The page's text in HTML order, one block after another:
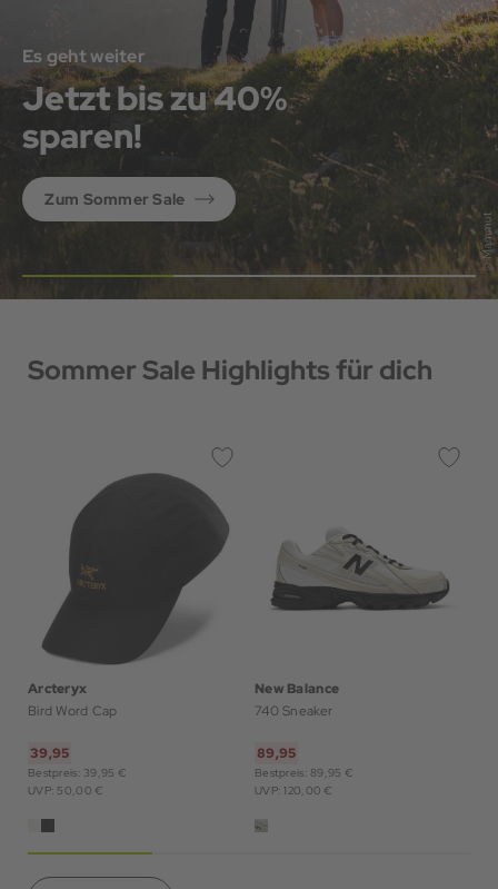
Es geht weiter
Jetzt bis zu 40%
sparen!
Zum Sommer Sale
Sommer Sale Highlights für dich
Arcteryx
Bird Word Cap
39,95
Bestpreis: 39,95 €
UVP: 50,00 €
New Balance
740 Sneaker
89,95
Bestpreis: 89,95 €
UVP: 120,00 €